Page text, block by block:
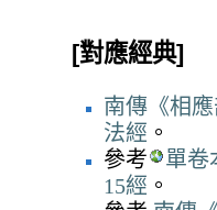
[對應經典]
南傳《相
法經 。
參考
單卷
15經 。